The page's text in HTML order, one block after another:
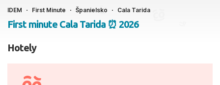
Ako cestujete?
2 dospelí, 0 deti
IDEM First Minute Španielsko Cala Tarida
First minute Cala Tarida ⏰ 2026
Hotely